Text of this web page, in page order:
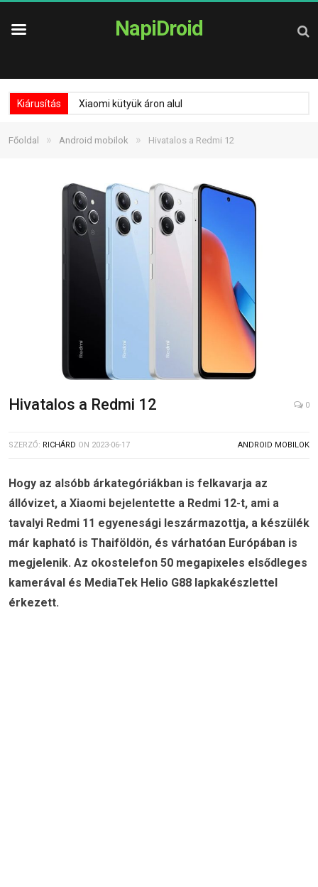
NapiDroid
Kiárusítás Xiaomi kütyük áron alul
Főoldal » Android mobilok » Hivatalos a Redmi 12
Hivatalos a Redmi 12 0
SZERZŐ: RICHÁRD ON 2023-06-17 ANDROID MOBILOK
Hogy az alsóbb árkategóriákban is felkavarja az
állóvizet, a Xiaomi bejelentette a Redmi 12-t, ami a
tavalyi Redmi 11 egyenesági leszármazottja, a készülék
már kapható is Thaiföldön, és várhatóan Európában is
megjelenik. Az okostelefon 50 megapixeles elsődleges
kamerával és MediaTek Helio G88 lapkakészlettel
érkezett.